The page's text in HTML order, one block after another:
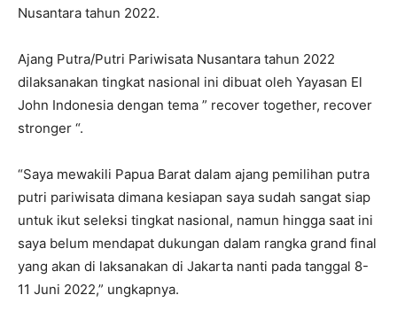
Nusantara tahun 2022.
Ajang Putra/Putri Pariwisata Nusantara tahun 2022
dilaksanakan tingkat nasional ini dibuat oleh Yayasan El
John Indonesia dengan tema ” recover together, recover
stronger “.
“Saya mewakili Papua Barat dalam ajang pemilihan putra
putri pariwisata dimana kesiapan saya sudah sangat siap
untuk ikut seleksi tingkat nasional, namun hingga saat ini
saya belum mendapat dukungan dalam rangka grand final
yang akan di laksanakan di Jakarta nanti pada tanggal 8-
11 Juni 2022,” ungkapnya.